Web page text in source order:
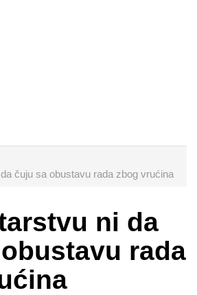
čuju sa obustavu rada zbog vrućina
ni da
rada